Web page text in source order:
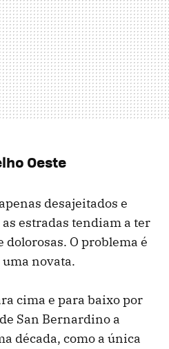
Oeste
desajeitados e
estradas tendiam a ter
dolorosas. O problema é
novata.
cima e para baixo por
San Bernardino a
década, como a única